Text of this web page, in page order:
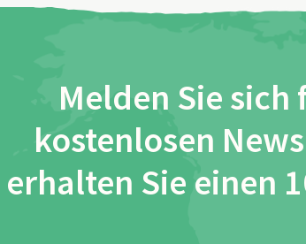
Melden Sie
kostenlosen
erhalten Sie einen